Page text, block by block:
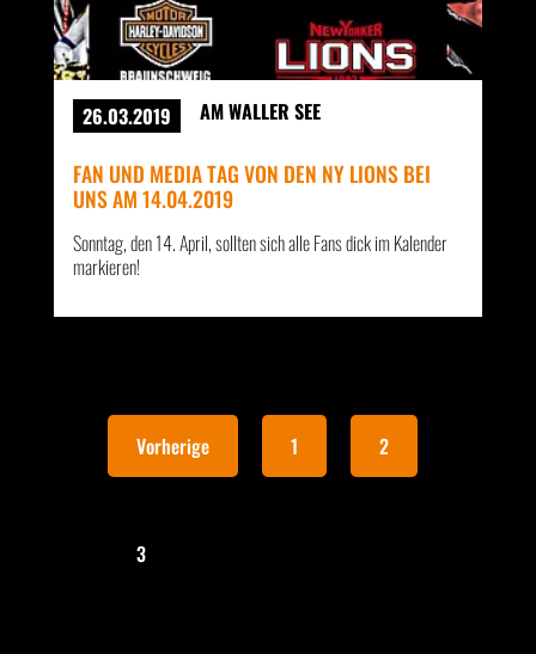
26.03.2019 AM WALLER SEE
FAN UND MEDIA TAG VON DEN NY LIONS BEI
UNS AM 14.04.2019
Sonntag, den 14. April, sollten sich alle Fans dick im Kalender
markieren!
Vorherige 1 2
3